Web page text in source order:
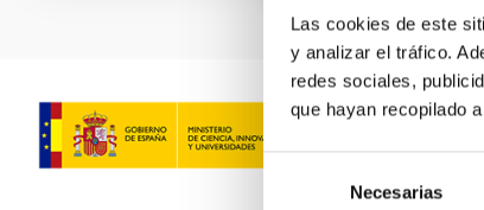
Las cookies de este
y analizar el tráfico.
redes sociales,
que hayan recopilado
Selección
Necesarias